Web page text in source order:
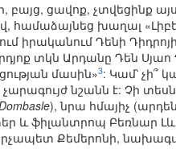
բայց, ցավոք, չտվեցինք
համաձայնեց խաղալ
իրականում Դենի
տկն Արդանը Դեն
մասին»3: Կամ՝ չի՞
նշանն է: Չի
), նրա հմայիչ
և ֆիլանտրոպ Բեռնար
Քեմերոնի,